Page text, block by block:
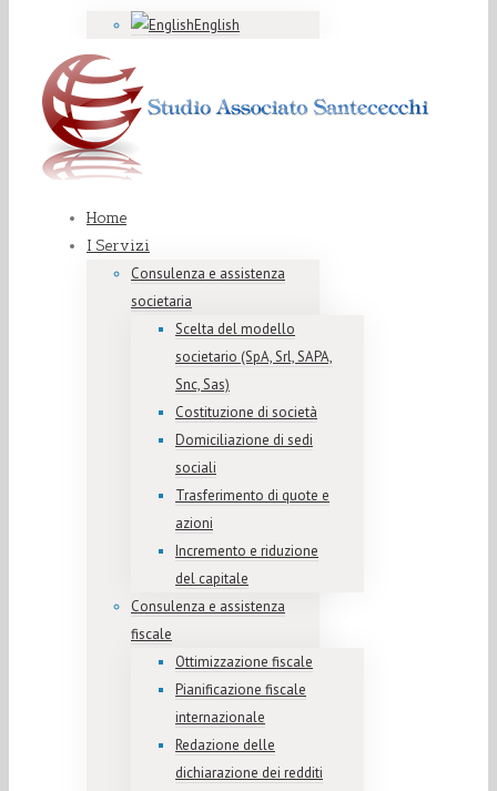
English
Home
I Servizi
Consulenza e assistenza
societaria
Scelta del modello
societario (SpA, Srl, SAPA,
Snc, Sas)
Costituzione di società
Domiciliazione di sedi
sociali
Trasferimento di quote e
azioni
Incremento e riduzione
del capitale
Consulenza e assistenza
fiscale
Ottimizzazione fiscale
Pianificazione fiscale
internazionale
Redazione delle
dichiarazione dei redditi